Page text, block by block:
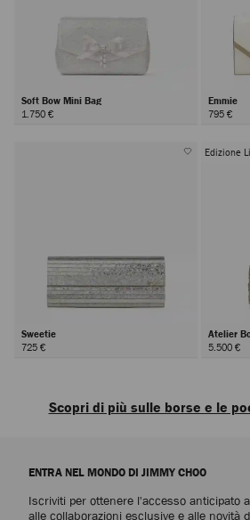
Soft Bow Mini Bag
1.750 €
Emmie
795 €
Sweetie
725 €
Edizione
Atelier
5.500 €
Scopri di più sulle borse e le
invitate. Le iconiche perle e gli splendidi cristalli
e sofisticato. I modelli versatili con tracolle
le pochette in versatili borse a tracolla da
ENTRA NEL MONDO DI JIMMY CHOO
Iscriviti per ottenere l'accesso anticipato
alle collaborazioni esclusive e alle novità